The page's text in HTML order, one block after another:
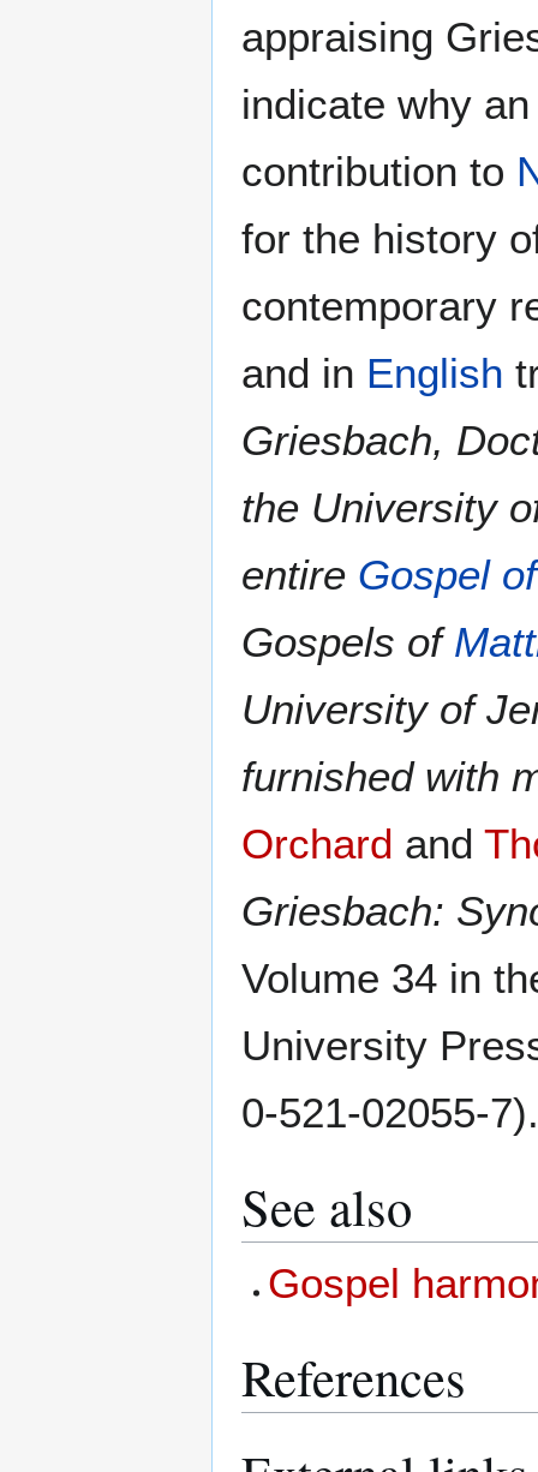
appraising
indicate why
contribution to
for the history
contemporary
and in English
Griesbach,
the University
entire Gospel
Gospels of
University of
furnished with
Orchard and
Griesbach:
Volume 34 in
University
0-521-02055-7).
See also
Gospel
References